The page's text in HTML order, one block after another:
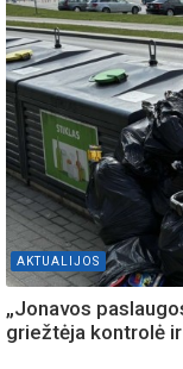
AKTUALIJOS
„Jonavos
griežtėja kontrolė